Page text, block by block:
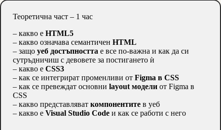
Теоретична част – 1 час
– какво е HTML5
– какво означава семантичен HTML
– защо уеб достъпността е все по-важна и как да си
сутръдничиш с девовете за постигането ѝ
– какво е CSS3
– как се интегрират променливи от Figma в CSS
– как се превеждат основни layout модели от Figma в
CSS
– какво представляват компонентите в уеб
– какво е Visual Studio Code и как се работи с него